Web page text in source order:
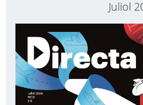
Juliol